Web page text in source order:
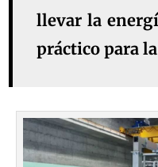
llevar la
práctico para